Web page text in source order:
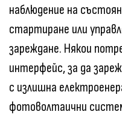
наблюдение на
стартиране или
зареждане. Някои
интерфейс, за да
с излишна
фотоволтаични